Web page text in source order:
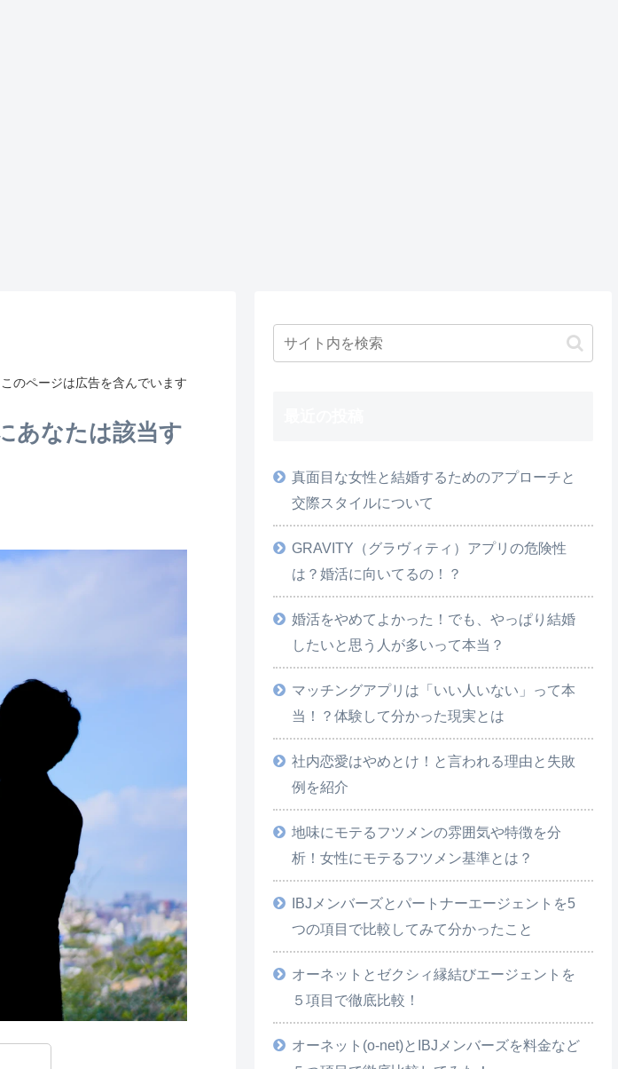
このページは広告を含んでいます
あなたは該当す
真面目な女性と結婚するためのアプローチと
交際スタイルについて
GRAVITY（グラヴィティ）アプリの危険性
は？婚活に向いてるの！？
婚活をやめてよかった！でも、やっぱり結婚
したいと思う人が多いって本当？
マッチングアプリは「いい人いない」って本
当！？体験して分かった現実とは
社内恋愛はやめとけ！と言われる理由と失敗
例を紹介
地味にモテるフツメンの雰囲気や特徴を分
析！女性にモテるフツメン基準とは？
IBJメンバーズとパートナーエージェントを5
つの項目で比較してみて分かったこと
オーネットとゼクシィ縁結びエージェントを
５項目で徹底比較！
オーネット(o-net)とIBJメンバーズを料金など